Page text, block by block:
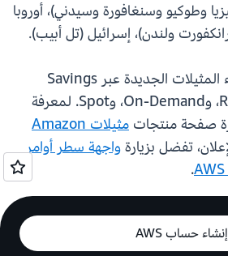
وطوكيو وسنغافورة وسيدني)، أوروبا
ولندن)، إسرائيل ‏(تل أبيب).
يمكن للعملاء شراء المثيلات الجديدة عبر Savings
Plans، وReserved، وOn-Demand، وSpot. لمعرفة
صفحة منتجات
مثيلات Amazon
تفضل بزيارةواجهة سطر أوامر
.
إنشاء حساب AWS